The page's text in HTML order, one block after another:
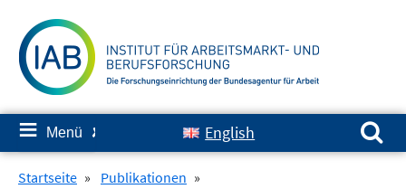
zum
Inhalt
≡ Menü ✘ English
Suchen nach:
Startseite » Publikationen »